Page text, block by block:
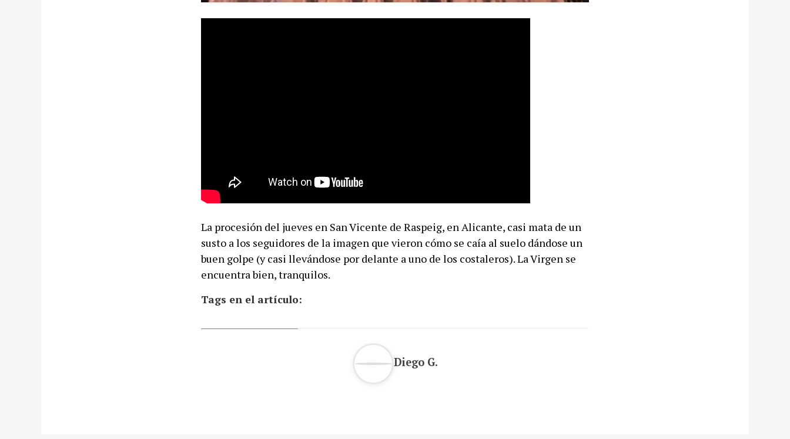
La procesión del jueves en San Vicente de Raspeig, en Alicante, casi mata de un
susto a los seguidores de la imagen que vieron cómo se caía al suelo dándose un
buen golpe (y casi llevándose por delante a uno de los costaleros). La Virgen se
encuentra bien, tranquilos.
Tags en el artículo:
Diego G.